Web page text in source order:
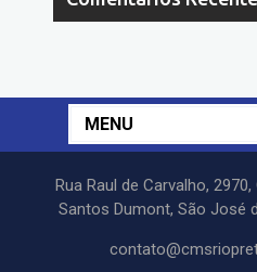
MENU
Rua Raul de Carvalho,
Santos Dumont, São José